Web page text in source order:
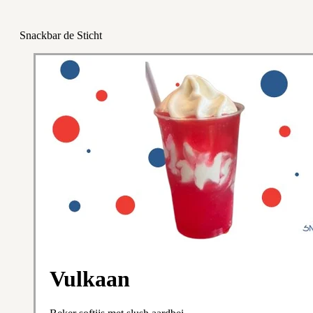
Snackbar de Sticht
Vulkaan